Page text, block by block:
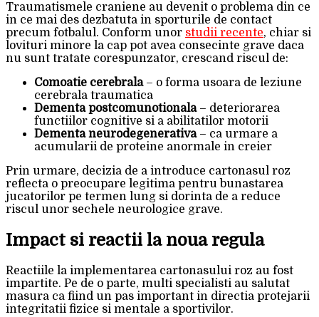
Traumatismele craniene au devenit o problema din ce
in ce mai des dezbatuta in sporturile de contact
precum fotbalul. Conform unor studii recente, chiar si
lovituri minore la cap pot avea consecinte grave daca
nu sunt tratate corespunzator, crescand riscul de:
Comoatie cerebrala– o forma usoara de leziune
cerebrala traumatica
Dementa postcomunotionala– deteriorarea
functiilor cognitive si a abilitatilor motorii
Dementa neurodegenerativa– ca urmare a
acumularii de proteine anormale in creier
Prin urmare, decizia de a introduce cartonasul roz
reflecta o preocupare legitima pentru bunastarea
jucatorilor pe termen lung si dorinta de a reduce
riscul unor sechele neurologice grave.
Impact si reactii la noua regula
Reactiile la implementarea cartonasului roz au fost
impartite. Pe de o parte, multi specialisti au salutat
masura ca fiind un pas important in directia protejarii
integritatii fizice si mentale a sportivilor.